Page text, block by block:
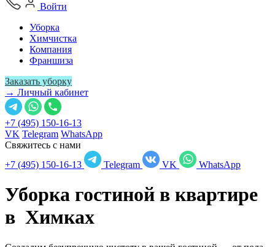
Войти
Уборка
Химчистка
Компания
Франшиза
Заказать уборку
→ Личный кабинет
+7 (495) 150-16-13
VK Telegram WhatsApp
Свяжитесь с нами
+7 (495) 150-16-13
Telegram VK WhatsApp
Уборка гостиной в квартире
в Химках